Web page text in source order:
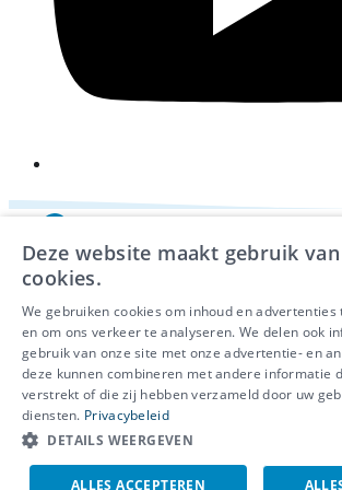
© 2026 - IDEWE
Privacy
Cookiebeleid
Klokkenluidersmelding
Deze website maakt gebruik van
cookies.
We gebruiken cookies om inhoud en
en om ons verkeer te analyseren. We delen ook
gebruik van onze site met onze advertentie- en
deze kunnen combineren met andere informatie
verstrekt of die zij hebben verzameld door uw
diensten. Privacybeleid
DETAILS WEERGEVEN
ALLES ACCEPTEREN